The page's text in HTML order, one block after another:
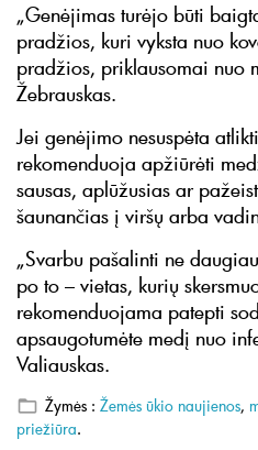
„Genėjimas turėjo būti
pradžios, kuri vyksta nuo
pradžios, priklausomai nuo
Žebrauskas.
Jei genėjimo nesuspėta
rekomenduoja apžiūrėti
sausas, aplūžusias ar
šaunančias į viršų arba
„Svarbu pašalinti ne
po to – vietas, kurių
rekomenduojama patepti
apsaugotumėte medį nuo
Valiauskas.
Žymės : Žemės ūkio naujienos,
priežiūra.